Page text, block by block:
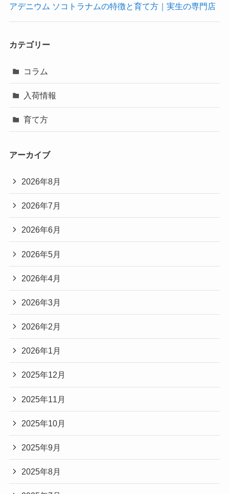
アデニウム ソコトラナムの特徴と育て方｜実生の専門店
カテゴリー
コラム
入荷情報
育て方
アーカイブ
2026年8月
2026年7月
2026年6月
2026年5月
2026年4月
2026年3月
2026年2月
2026年1月
2025年12月
2025年11月
2025年10月
2025年9月
2025年8月